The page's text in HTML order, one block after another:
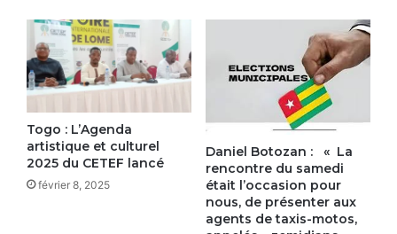
Togo : L’Agenda
artistique et culturel
2025 du CETEF lancé
février 8, 2025
Daniel Botozan : « La
rencontre du samedi
était l’occasion pour
nous, de présenter aux
agents de taxis-motos,